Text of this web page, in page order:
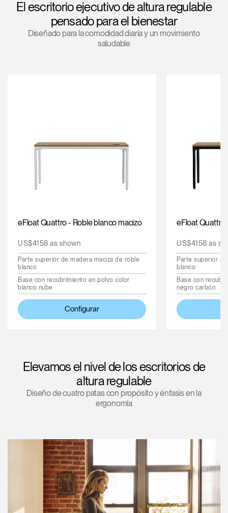
Cambiar región
Opens
to
Opens
to
Opens
to
Opens
to
Opens
to
Humanscale
Opens
to
Pinterest
Opens
to
YouTube
El escritorio ejecutivo de altura regulable
pensado para el bienestar
Diseñado para la comodidad diaria y un movimiento
saludable
eFloat Quattro - Roble blanco macizo
US$4158 as shown
Parte superior de madera maciza de roble
blanco
Base con recubrimiento en polvo color
blanco nube
Configurar
eFloat Quattro
US$4158 as
Parte superior
blanco
Base con
negro carbón
Elevamos el nivel de los escritorios de
altura regulable
Diseño de cuatro patas con propósito y énfasis en la
ergonomía